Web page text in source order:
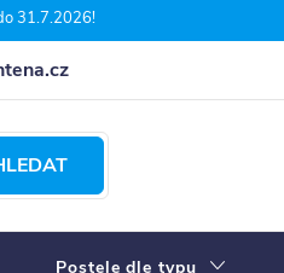
31.7.2026!
nábytek
Postele dle typu